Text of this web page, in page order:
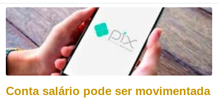
Conta salário pode ser movimentada